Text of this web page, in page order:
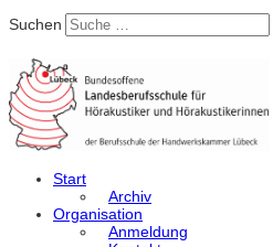
Suchen
Start
Archiv
Organisation
Anmeldung